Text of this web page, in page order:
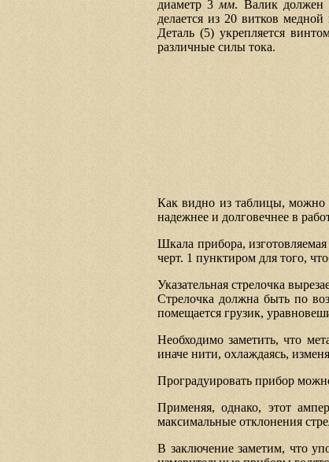
диаметр 3 мм. Валик должен
делается из 20 витков
Деталь (5) укрепляется
различные силы тока.
Как видно из таблицы, можно
надежнее и долговечнее в
Шкала прибора,
черт. 1 пунктиром для того,
Указательная стрелочка
Стрелочка должна быть по
помещается грузик,
Необходимо заметить, что
иначе нити, охлаждаясь,
Проградуировать прибор
Применяя, однако, этот
максимальные отклонения
В заключение заметим, что